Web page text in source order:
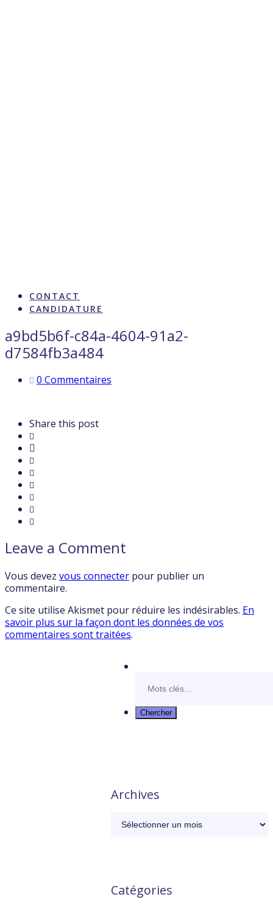
CONTACT
CANDIDATURE
a9bd5b6f-c84a-4604-91a2-
d7584fb3a484
0 Commentaires
Share this post
Leave a Comment
Vous devez vous connecter pour publier un
commentaire.
Ce site utilise Akismet pour réduire les indésirables. En
savoir plus sur la façon dont les données de vos
commentaires sont traitées.
Archives
Catégories